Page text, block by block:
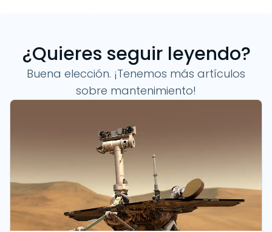
¿Quieres seguir leyendo?
Buena elección. ¡Tenemos más artículos
sobre mantenimiento!